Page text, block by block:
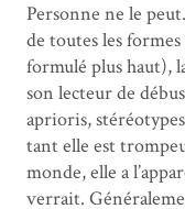
Personne ne le
de toutes les
formulé plus haut),
son lecteur de
aprioris,
tant elle est
monde, elle a
verrait.